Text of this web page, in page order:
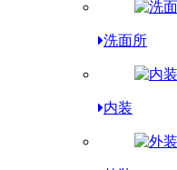
洗面所
内装